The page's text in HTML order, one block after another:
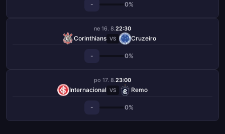
- 0%
ne 16. 8.22:30
Corinthians VS Cruzeiro
- 0%
po 17. 8.23:00
Internacional VS Remo
- 0%